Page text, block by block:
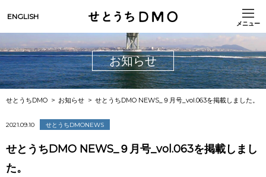
ENGLISH
メニュー
お知らせ
せとうちDMO お知らせ せとうちDMO NEWS_９月号_vol.063を掲載しました。
2021.09.10 せとうちDMONEWS
せとうちDMO NEWS_９月号_vol.063を掲載しまし
た。